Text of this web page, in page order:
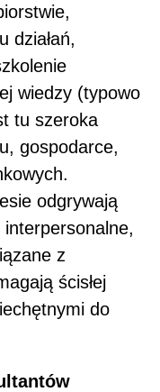
działań,
wiedzy (typowo
tu szeroka
gospodarce,
odgrywają
z
ścisłej
do